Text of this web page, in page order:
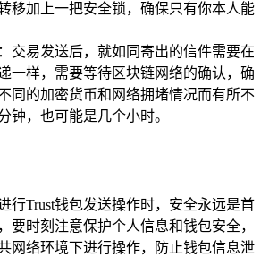
移加上一把安全锁，确保只有你本人能
：交易发送后，就如同寄出的信件需要在
一样，需要等待区块链网络的确认，确
同的加密货币和网络拥堵情况而有所不
钟，也可能是几个小时。
行Trust钱包发送操作时，安全永远是首
要时刻注意保护个人信息和钱包安全，
网络环境下进行操作，防止钱包信息泄